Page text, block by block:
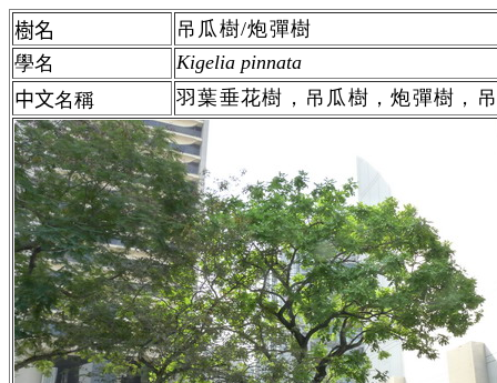
樹名
吊瓜樹/炮彈樹
學名
Kigelia pinnata
中文名稱 羽葉垂花樹，吊瓜樹，炮彈樹，